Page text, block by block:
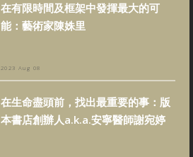
在有限時間及框架中發揮最大的可
能：藝術家陳姝里
2023 Aug 08
在生命盡頭前，找出最重要的事：版
本書店創辦人a.k.a.安寧醫師謝宛婷